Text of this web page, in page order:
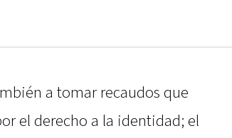
a tomar recaudos que
el derecho a la identidad; el